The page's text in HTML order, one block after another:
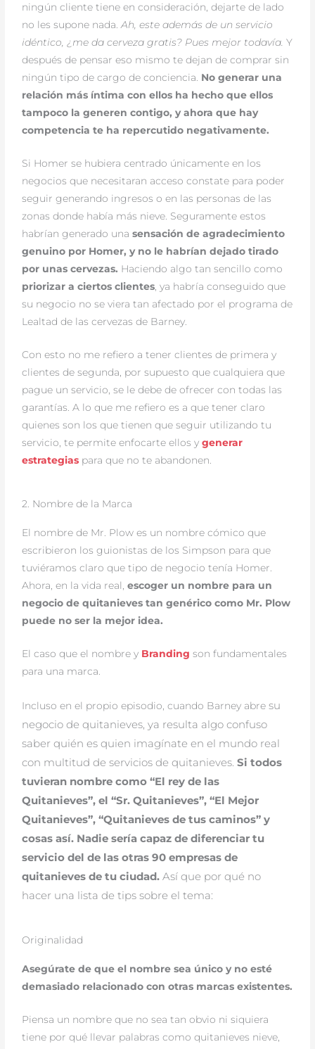
ningún cliente tiene en consideración, dejarte de lado
no les supone nada.Ah, este además de un servicio
idéntico, ¿me da cerveza gratis? Pues mejor todavía. Y
después de pensar eso mismo te dejan de comprar sin
ningún tipo de cargo de conciencia. No generar una
relación más íntima con ellos ha hecho que ellos
tampoco la generen contigo, y ahora que hay
competencia te ha repercutido negativamente.
Si Homer se hubiera centrado únicamente en los
negocios que necesitaran acceso constate para poder
seguir generando ingresos o en las personas de las
zonas donde había más nieve. Seguramente estos
habrían generado unasensación de agradecimiento
genuino por Homer, y no le habrían dejado tirado
por unas cervezas. Haciendo algo tan sencillo como
priorizar a ciertos clientes , ya habría conseguido que
su negocio no se viera tan afectado por el programa de
Lealtad de las cervezas de Barney.
Con esto no me refiero a tener clientes de primera y
clientes de segunda, por supuesto que cualquiera que
pague un servicio, se le debe de ofrecer con todas las
garantías. A lo que me refiero es a que tener claro
quienes son los que tienen que seguir utilizando tu
servicio, te permite enfocarte ellos ygenerar
estrategias para que no te abandonen.
2. Nombre de la Marca
El nombre de Mr. Plow es un nombre cómico que
escribieron los guionistas de los Simpson para que
tuviéramos claro que tipo de negocio tenía Homer.
Ahora, en la vida real,escoger un nombre para un
negocio de quitanieves tan genérico como Mr. Plow
puede no ser la mejor idea.
El caso que el nombre y Branding son fundamentales
para una marca.
Incluso en el propio episodio, cuando Barney abre su
negocio de quitanieves, ya resulta algo confuso
saber quién es quien imagínate en el mundo real
con multitud de servicios de quitanieves.Si todos
tuvieran nombre como “El rey de las
Quitanieves”, el “Sr. Quitanieves”, “El Mejor
Quitanieves”, “Quitanieves de tus caminos” y
cosas así. Nadie sería capaz de diferenciar tu
servicio del de las otras 90 empresas de
quitanieves de tu ciudad. Así que por qué no
hacer una lista de tips sobre el tema:
Originalidad
Asegúrate de que el nombre sea único y no esté
demasiado relacionado con otras marcas existentes.
Piensa un nombre que no sea tan obvio ni siquiera
tiene por qué llevar palabras como quitanieves nieve,